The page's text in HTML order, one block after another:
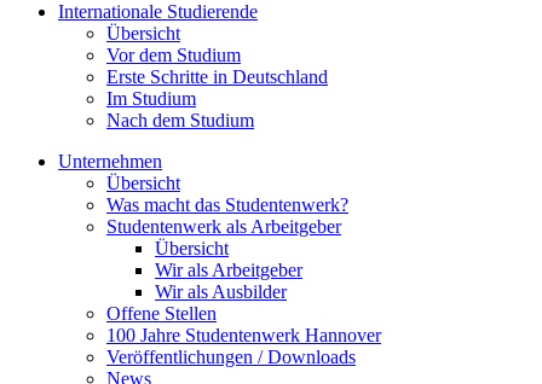
Internationale Studierende
Übersicht
Vor dem Studium
Erste Schritte in Deutschland
Im Studium
Nach dem Studium
Unternehmen
Übersicht
Was macht das Studentenwerk?
Studentenwerk als Arbeitgeber
Übersicht
Wir als Arbeitgeber
Wir als Ausbilder
Offene Stellen
100 Jahre Studentenwerk Hannover
Veröffentlichungen / Downloads
News